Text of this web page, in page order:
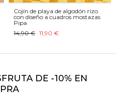
Cojín de playa de algodón rizo
con diseño a cuadros mostazas
Pipa
14,90 € 11,90 €
DE -10% EN